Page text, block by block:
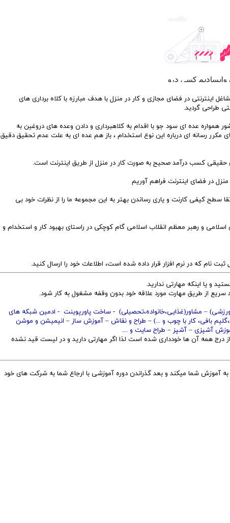
اینترنتی در فضای مجازی و کار در منزل با هدف مبارزه با کلاه برداری های
طراحی گردید.
همواره عده ای سود جو با اقدام به کلاهبرداری و دادن وعده های دروغین به
مکرر رسانه ای درباره این نوع استخدام ، باز هم عده ای به علت عدم تحقیق دقیق
کسب درآمد صحیح به صورت کار در منزل از طریق اینترنت است.
در فضای اینترنت فراهم آوریم
سطح کیفی کارنت و یاری رساندن بهتر به این مجموعه ما را از نظرات خود بی
اسلامی و رهبر معظم انقلاب اسلامی گام کوچکی در راستای بهبود کار و استخدام و
ثبت نام که در نرم افزار قرار داده شده است، اطلاعات خود را ارسال کنید.
و یا اینکه مهارتی ندارید.
سریع از طریق مهارت مورد علاقه خود بدون وقفه مشغول به کار شود.
– مشاور(غذایی،خانواده،تحصیلی) - ساخت پاورپوینت - ادمین شبکه های
بافی، کار با چوب و ...) – طراح و نقاش – آموزش ساز – انیمیشن و موشن
آشپزی – آشپز – طراح سایت و ....
همه آن ها خودداری شده است لذا اگر مهارتی دارید و در لیست قید نشده
به آموزش شما میکند و بعد گذراندن دوره آموزشی با ارجاع شما به شرکت های خود